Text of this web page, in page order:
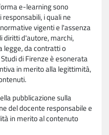
e-learning sono
i quali ne
vigenti e l'assenza
diritti d'autore, marchi,
legge, da contratti o
di Firenze è esonerata
in merito alla legittimità,
pubblicazione sulla
del docente responsabile e
in merito al contenuto